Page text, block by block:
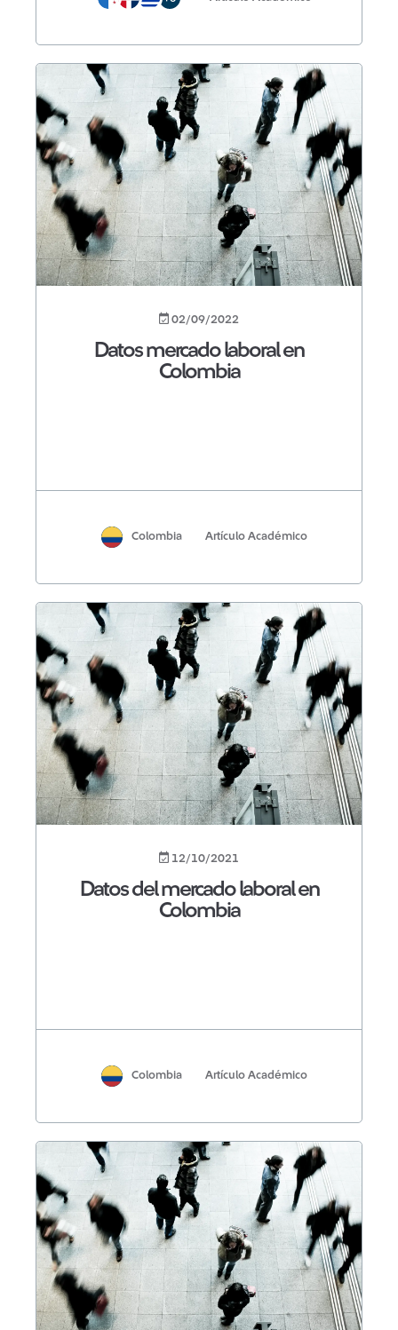
02/09/2022
Datos mercado laboral en
Colombia
Colombia Artículo Académico
12/10/2021
Datos del mercado laboral en
Colombia
Colombia Artículo Académico